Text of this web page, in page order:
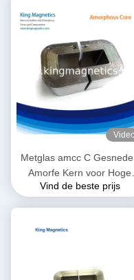
Video
Metglas amcc C
Amorfe Kern voor Hoge
Frequentie en
Vind de beste prijs